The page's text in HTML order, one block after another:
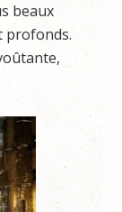
beaux
profonds.